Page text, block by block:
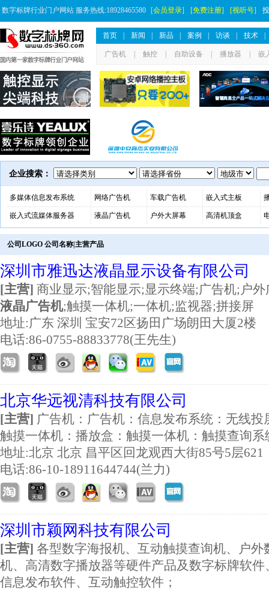
数字标牌行业门户网站 服务热线:18928465580 [会员登录] [免费注册] [视听号]
首页 新闻 新品 案例 访谈 技术
广告机 触控 自助设备 播放器 嵌
企业搜索：
多媒体信息发布系统 网络广告机 车载广告机 嵌入式主板
嵌入式流媒体服务器 液晶广告机 户外大屏幕 高清机顶盒
公司LOGO 公司名称|主营产品
深圳市雅迅达液晶显示设备有限公司
[主营] 商业显示;智能显示;显示终端;广告机;户外
液晶广告机;触摸一体机;一体机;监视器;拼接屏
地址:广东 深圳 宝安72区扬田广场朗田大厦2楼
电话:86-0755-88833778(王先生)
北京华远视清科技有限公司
[主营] 广告机：广告机：信息发布系统：无线投
触摸一体机：播放盒：触摸一体机：触摸查询系
地址:北京 北京 昌平区回龙观西大街85号5层621
电话:86-10-18911644744(兰力)
深圳市颖网科技有限公司
[主营] 各型数字海报机、互动触摸查询机、户外
机、高清数字播放器等硬件产品及数字标牌软件
信息发布软件、互动触控软件；